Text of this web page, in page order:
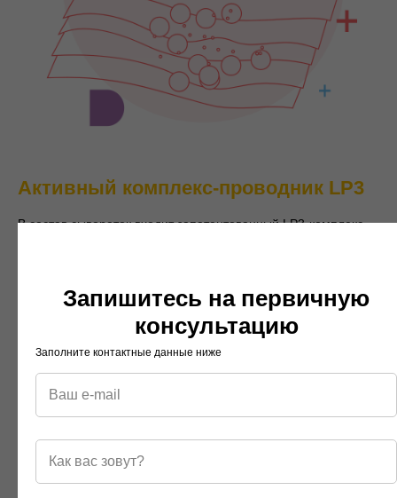
Активный комплекc-проводник LP3
В состав сывороток входит запатентованный LP3-комплекс,
Запишитесь на первичную
консультацию
Заполните контактные данные ниже